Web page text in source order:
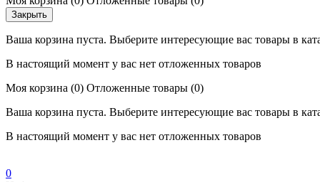
Закрыть
Ваша корзина пуста. Выберите интересующие вас товары в
В настоящий момент у вас нет отложенных товаров
Моя корзина (0) Отложенные товары (0)
Ваша корзина пуста. Выберите интересующие вас товары в
В настоящий момент у вас нет отложенных товаров
0